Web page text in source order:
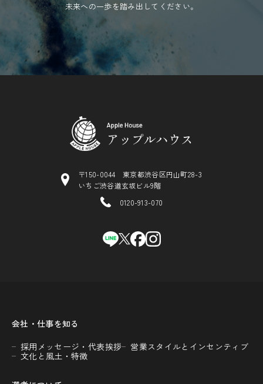
未来への一歩を踏み出してください。
〒150-0044 東京都渋谷区円山町28-3
いちご渋谷道玄坂ビル9階
0120-913-070
会社・仕事を知る
採用メッセージ・代表挨拶
営業スタイルとインセンティブ
文化と風土・特徴